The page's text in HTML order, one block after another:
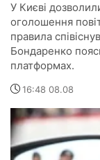
У Києві
оголошення
правила
Бондаренко
платформах.
16:48 08.08